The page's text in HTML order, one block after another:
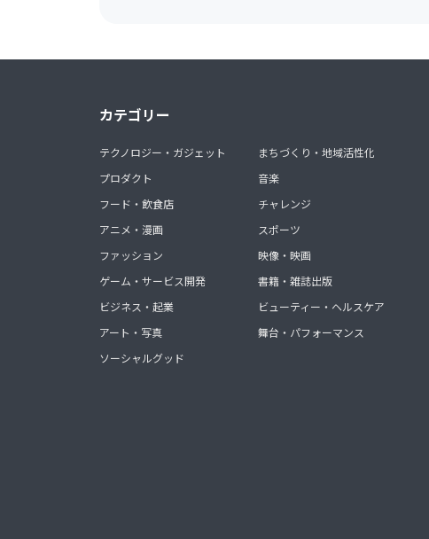
カテゴリー
テクノロジー・ガジェット
プロダクト
フード・飲食店
アニメ・漫画
ファッション
ゲーム・サービス開発
ビジネス・起業
アート・写真
ソーシャルグッド
まちづくり・地域活性化
音楽
チャレンジ
スポーツ
映像・映画
書籍・雑誌出版
ビューティー・ヘルスケア
舞台・パフォーマンス